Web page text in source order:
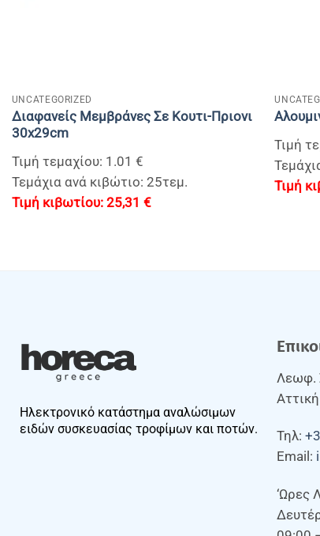
UNCATEGORIZED
Διαφανείς Μεμβράνες Σε Κουτι-Πριονι
30x29cm
Τιμή τεμαχίου: 1.01 €
Τεμάχια ανά κιβώτιο: 25τεμ.
25,31 €
Τιμή
Ηλεκτρονικό κατάστημα αναλώσιμων
ειδών συσκευασίας τροφίμων και ποτών.
Λεωφ.
Αττική
Τηλ:
Email:
‘Ωρες